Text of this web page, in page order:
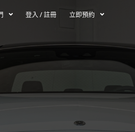
登入 / 註冊 立即預約